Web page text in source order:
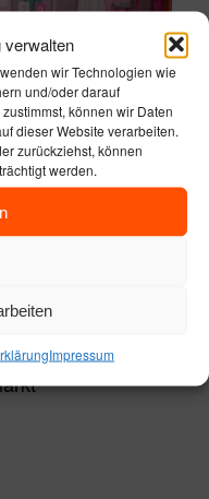
wir Technologien wie
und/oder darauf
können wir Daten
dieser Website verarbeiten.
zurückziehst, können
werden.
Impressum